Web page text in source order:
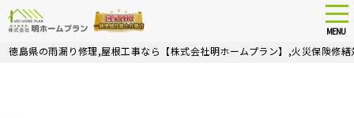
Skip
MENU
徳島県の雨漏り修理,屋根工事なら【株式会社明ホームプラン】,火災保険修繕